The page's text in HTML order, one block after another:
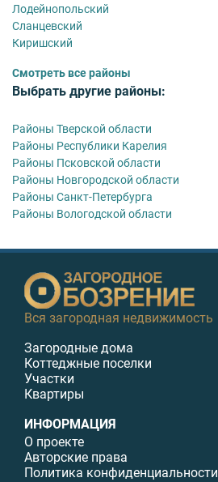
Лодейнопольский
Сланцевский
Киришский
Смотреть все районы
Выбрать другие районы:
Районы Тверской области
Районы Республики Карелия
Районы Псковской области
Районы Новгородской области
Районы Санкт-Петербурга
Районы Вологодской области
Вся загородная недвижимость
Загородные дома
Коттеджные поселки
Участки
Квартиры
ИНФОРМАЦИЯ
О проекте
Авторские права
Политика конфиденциальности